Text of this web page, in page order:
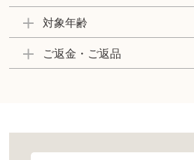
対象年齢
ご返金・ご返品